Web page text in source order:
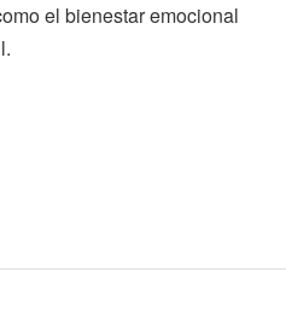
el bienestar emocional